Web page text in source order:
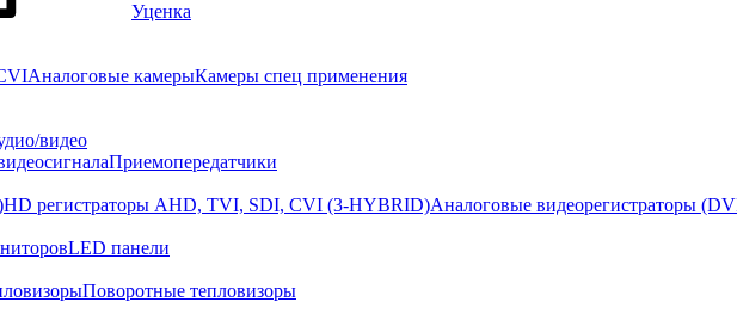
Уценка
Аналоговые камерыКамеры спец применения
видео
Приемопередатчики
HD регистраторы AHD, TVI, SDI, CVI (3-HYBRID)Аналоговые видеорегистраторы
LED панели
Поворотные тепловизоры